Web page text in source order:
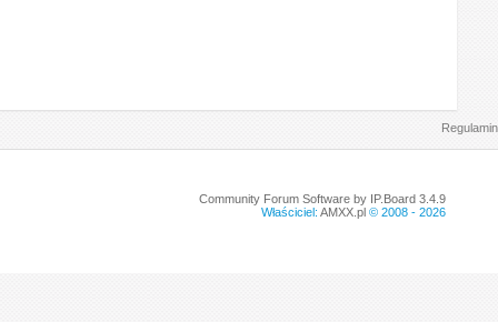
Regulamin
Community Forum Software by IP.Board 3.4.9
Właściciel: AMXX.pl© 2008 - 2026